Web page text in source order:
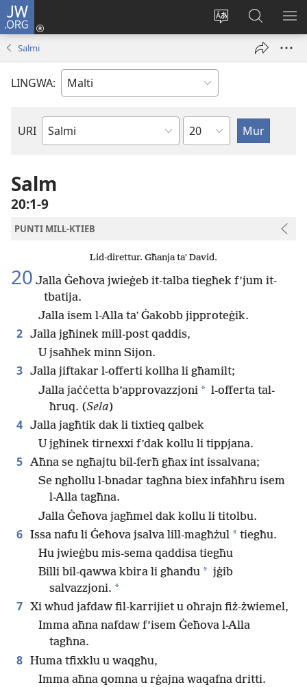
JW.ORG
Biddel
lingwa
Illoggja
(opens
Fittex
f’JW.ORG
Salmi
LINGWA:
URI
Ktieb
Kapitlu
Salm
20:1-9
PUNTI MILL-KTIEB
Lid-direttur. Għanja taʼ David.
20 Jalla Ġeħova jwieġeb it-talba tiegħek f’jum it-
tbatija.
Jalla isem l-Alla taʼ Ġakobb jipproteġik.
2 Jalla jgħinek mill-post qaddis,
U jsaħħek minn Sijon.
3 Jalla jiftakar l-offerti kollha li għamilt;
Jalla jaċċetta b’approvazzjoni * l-offerta tal-
ħruq. (Sela)
4 Jalla jagħtik dak li tixtieq qalbek
U jgħinek tirnexxi f’dak kollu li tippjana.
5 Aħna se ngħajtu bil-ferħ għax int issalvana;
Se ngħollu l-bnadar tagħna biex infaħħru isem
l-Alla tagħna.
Jalla Ġeħova jagħmel dak kollu li titolbu.
6 Issa nafu li Ġeħova jsalva lill-magħżul * tiegħu.
Hu jwieġbu mis-sema qaddisa tiegħu
Billi bil-qawwa kbira li għandu * jġib
salvazzjoni. *
7 Xi wħud jafdaw fil-karrijiet u oħrajn fiż-żwiemel,
Imma aħna nafdaw f’isem Ġeħova l-Alla
tagħna.
8 Huma tfixklu u waqgħu,
Imma aħna qomna u rġajna waqafna dritti.